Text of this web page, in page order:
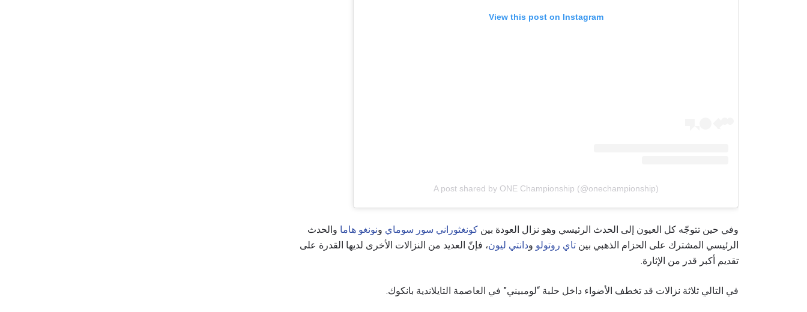
View this post on Instagram
A post shared by ONE Championship (@onechampionship)
وفي حين تتوجّه كل العيون إلى الحدث الرئيسي وهو نزال العودة بين كونغثوراني سور سوماي ونونغو هاما والحدث
الرئيسي المشترك على الحزام الذهبي بين تاي روتولو ودانتي ليون، فإنّ العديد من النزالات الأخرى لديها القدرة على
تقديم أكبر قدر من الإثارة.
في التالي ثلاثة نزالات قد تخطف الأضواء داخل حلبة “لومبيني” في العاصمة التايلاندية بانكوك.